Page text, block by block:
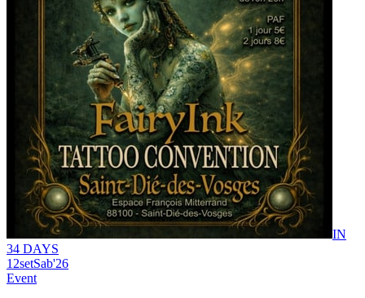
IN
34 DAYS
12setSab'26
Event